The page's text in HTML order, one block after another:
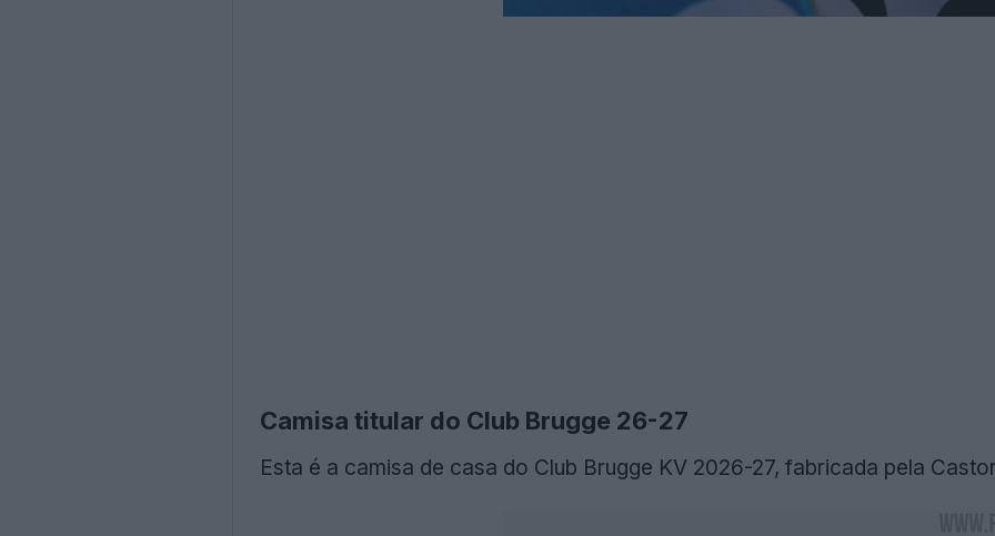
Camisa titular do Club Brugge 26-27
Esta é a camisa de casa do Club Brugge KV 2026-27, fabricada pela